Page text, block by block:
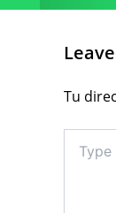
Tu
here..